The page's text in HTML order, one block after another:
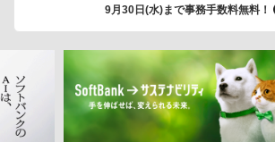
9月30日(水)まで事務手数料無料！